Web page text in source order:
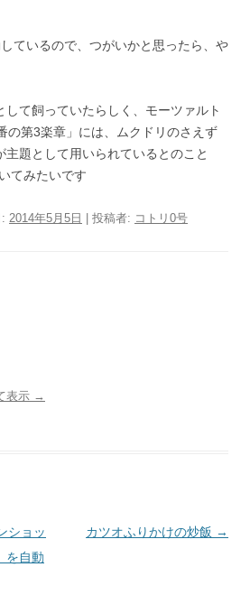
ているので、つがいかと思ったら、や
して飼っていたらしく、モーツァルト
の第3楽章」には、ムクドリのさえず
主題として用いられているとのこと
てみたいです
2014年5月5日 投稿者: コトリ0号
表示 →
ショッ
を自動
カツオふりかけの炒飯 →